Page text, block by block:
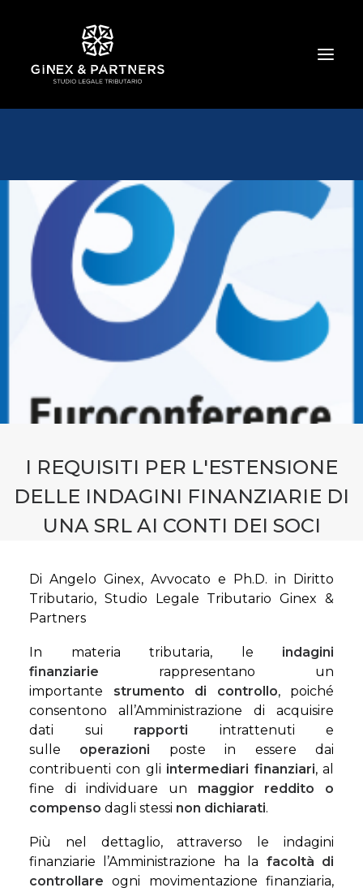
CHI SIAMO
TRIBUTARIO E PENALE TRIBUTARIO
GESTIONE E PROTEZIONE DEL PATRIMONIO
SOCIETARIO E CONTRATTUALISTICA
COMMERCIO INTERNAZIONALE
BANCARIO E FINANZIARIO
NEWS ED EVENTI
I REQUISITI PER L'ESTENSIONE
DELLE INDAGINI FINANZIARIE DI
UNA SRL AI CONTI DEI SOCI
Di Angelo Ginex, Avvocato e Ph.D. in Diritto
Tributario, Studio Legale Tributario Ginex &
Partners
In materia tributaria, le indagini
finanziarie rappresentano un
importante strumento di controllo, poiché
consentono all’Amministrazione di acquisire
dati sui rapporti intrattenuti e
sulle operazioni poste in essere dai
contribuenti con gli intermediari finanziari, al
fine di individuare un maggior reddito
o
compenso dagli stessi non dichiarati.
Più nel dettaglio, attraverso le indagini
finanziarie l’Amministrazione ha la facoltà di
controllare ogni movimentazione finanziaria,